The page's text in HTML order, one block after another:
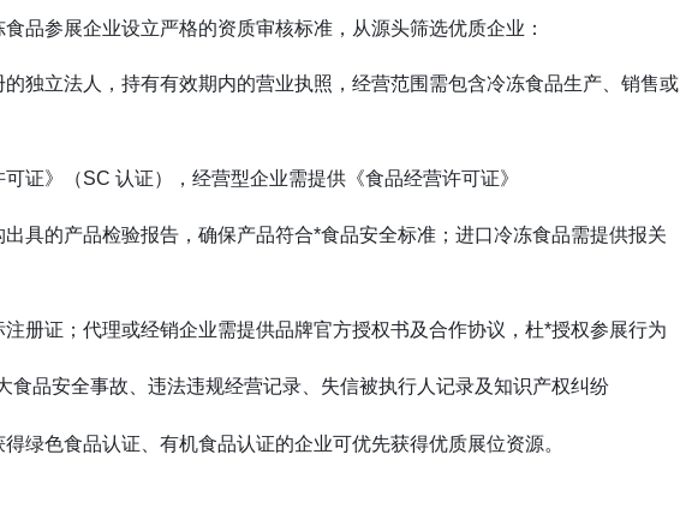
品参展企业设立严格的资质审核标准，从源头筛选优质企业：
的独立法人，持有有效期内的营业执照，经营范围需包含冷冻食品生产、销售或
证》（SC 认证），经营型企业需提供《食品经营许可证》
具的产品检验报告，确保产品符合*食品安全标准；进口冷冻食品需提供报关
注册证；代理或经销企业需提供品牌官方授权书及合作协议，杜*授权参展行为
食品安全事故、违法违规经营记录、失信被执行人记录及知识产权纠纷
绿色食品认证、有机食品认证的企业可优先获得优质展位资源。